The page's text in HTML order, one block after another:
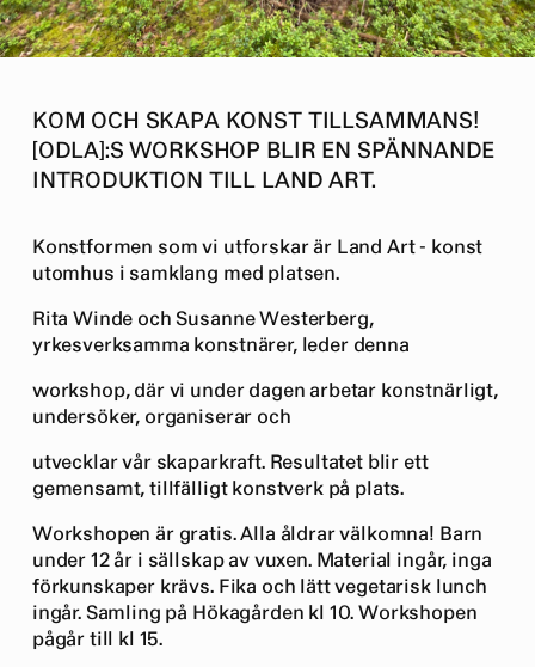
KOM OCH SKAPA KONST TILLSAMMANS!
[ODLA]:S WORKSHOP BLIR EN SPÄNNANDE
INTRODUKTION TILL LAND ART.
Konstformen som vi utforskar är Land Art - konst
utomhus i samklang med platsen.
Rita Winde och Susanne Westerberg,
yrkesverksamma konstnärer, leder denna
workshop, där vi under dagen arbetar konstnärligt,
undersöker, organiserar och
utvecklar vår skaparkraft. Resultatet blir ett
gemensamt, tillfälligt konstverk på plats.
Workshopen är gratis. Alla åldrar välkomna! Barn
under 12 år i sällskap av vuxen. Material ingår, inga
förkunskaper krävs. Fika och lätt vegetarisk lunch
ingår. Samling på Hökagården kl 10. Workshopen
pågår till kl 15.